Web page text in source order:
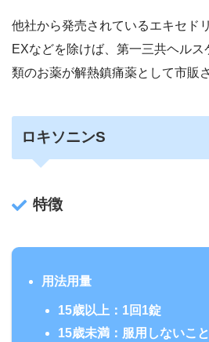
他社から発売されているエキセド
EXなどを除けば、第一三共ヘル
類のお薬が解熱鎮痛薬として市販
ロキソニンS
特徴
用法用量
15歳以上：1回1錠
15歳未満：服用しないこと